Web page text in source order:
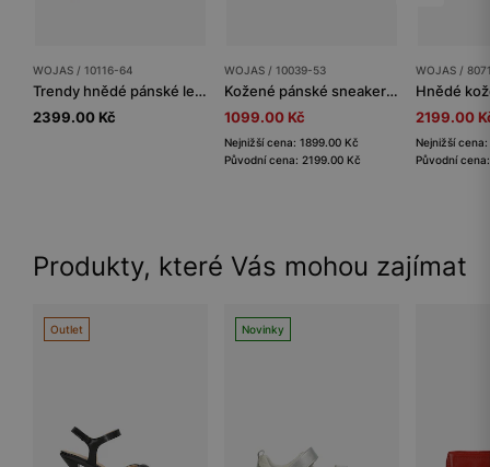
WOJAS / 10116-64
Trendy hnědé pánské letní boty z veluru
2399.00 Kč
WOJAS / 10039-53
Kožené pánské sneakers v jasně hnědé barvě
1099.00 Kč
Nejnižší cena: 1899.00 Kč
Původní cena: 2199.00 Kč
WOJAS /
2199.00
Nejnižší
Původní
Produkty, které Vás mohou zajímat
Outlet Novinky